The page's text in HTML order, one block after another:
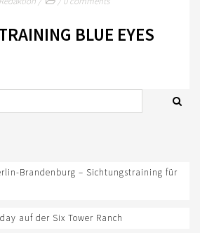
TROPHY
BLUE EYES
Brandenburg – Sichtungstraining für
auf der Six Tower Ranch